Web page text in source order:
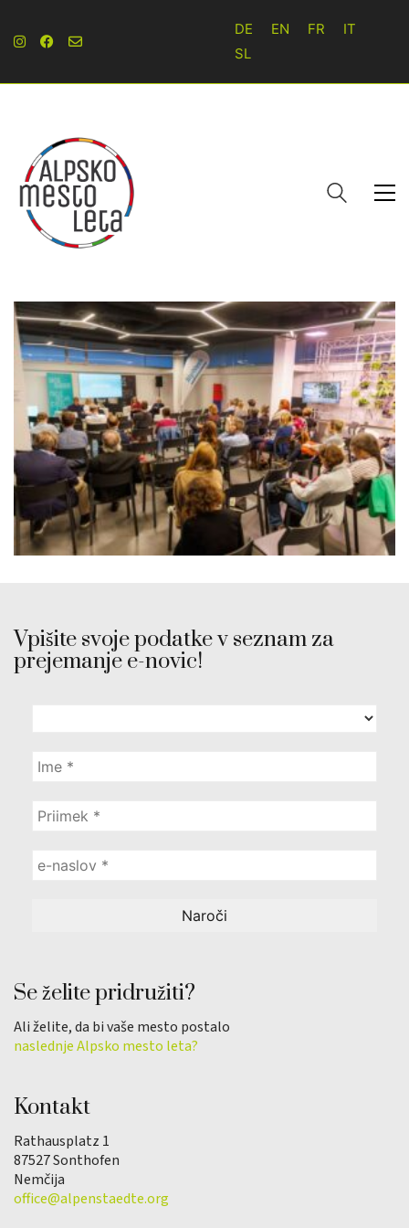
DE EN FR
IT
SL
Vpišite svoje podatke v seznam za
prejemanje e-novic!
Se želite pridružiti?
Ali želite, da bi vaše mesto postalo
naslednje Alpsko mesto leta?
Kontakt
Rathausplatz 1
87527 Sonthofen
Nemčija
office@alpenstaedte.org